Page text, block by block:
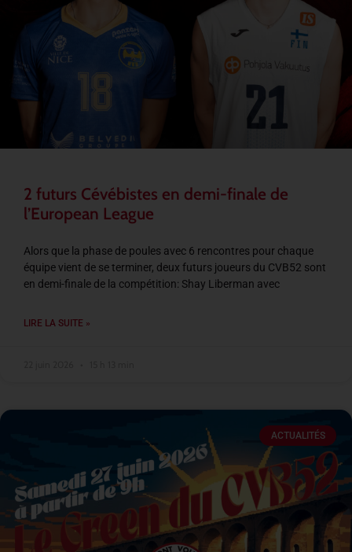
2 futurs Cévébistes en demi-finale de
l’European League
Alors que la phase de poules avec 6 rencontres pour chaque
équipe vient de se terminer, deux futurs joueurs du CVB52 sont
en demi-finale de la compétition: Shay Liberman avec
LIRE LA SUITE »
ACTUALITÉS